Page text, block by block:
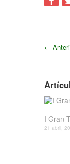
←
I Gran
21 abril,